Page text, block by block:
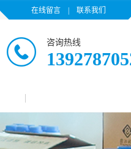
在线留言 联系我们
咨询热线